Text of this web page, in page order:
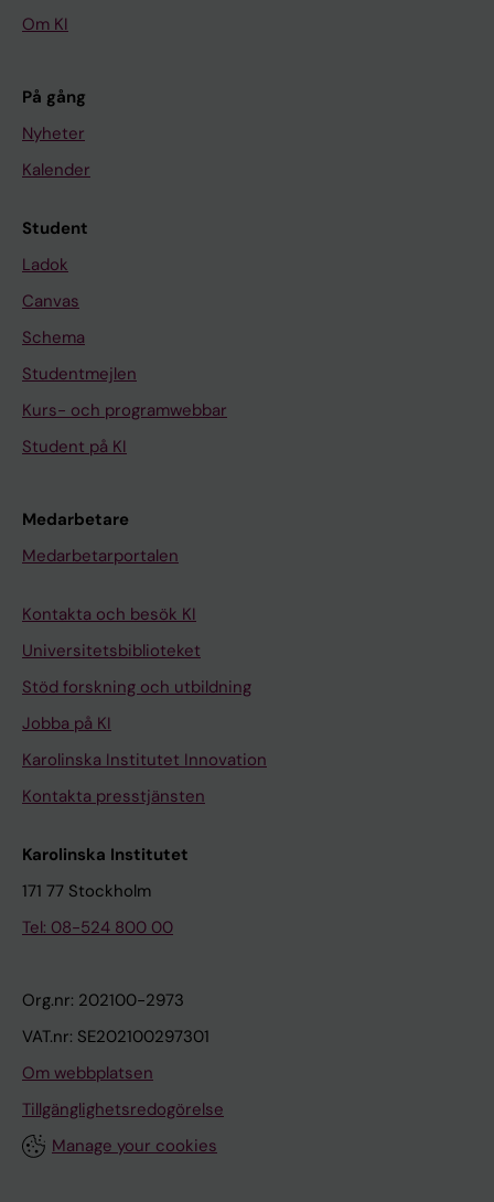
Om KI
På gång
Nyheter
Kalender
Student
Ladok
Canvas
Schema
Studentmejlen
Kurs- och programwebbar
Student på KI
Medarbetare
Medarbetarportalen
Kontakta och besök KI
Universitetsbiblioteket
Stöd forskning och utbildning
Jobba på KI
Karolinska Institutet Innovation
Kontakta presstjänsten
Karolinska Institutet
171 77 Stockholm
Tel: 08-524 800 00
Org.nr: 202100-2973
VAT.nr: SE202100297301
Om webbplatsen
Tillgänglighetsredogörelse
Manage your cookies